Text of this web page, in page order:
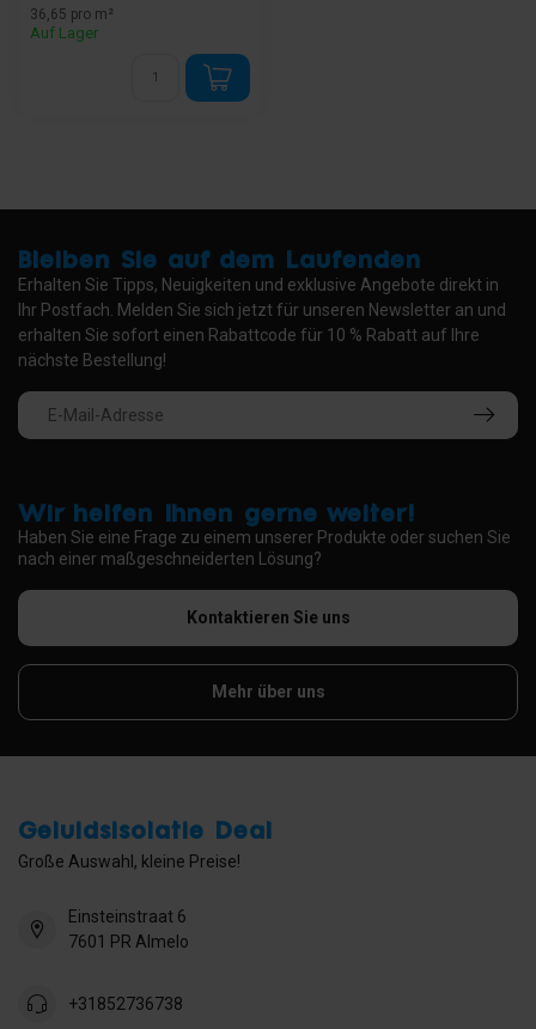
...
36,65 pro m²
Auf Lager
Wir helfen Ihnen gerne weiter!
Haben Sie eine Frage zu einem unserer Produkte oder suchen Sie
nach einer maßgeschneiderten Lösung?
Kontaktieren Sie uns
Mehr über uns
Bleiben Sie auf dem Laufenden
Erhalten Sie Tipps, Neuigkeiten und exklusive Angebote direkt in
Ihr Postfach. Melden Sie sich jetzt für unseren Newsletter an und
erhalten Sie sofort einen Rabattcode für 10 % Rabatt auf Ihre
nächste Bestellung!
Geluidsisolatie Deal
Große Auswahl, kleine Preise!
Einsteinstraat 6
7601 PR Almelo
+31852736738